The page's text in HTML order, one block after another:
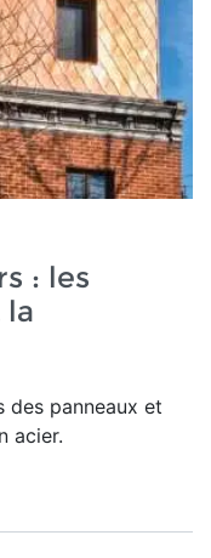
: les
des panneaux et
acier.